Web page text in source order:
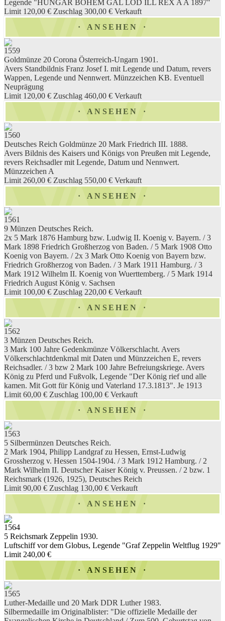
Legende "HUNGAR BOHEM GAL LOD ILL REX A A 1897"
Limit 120,00 € Zuschlag 300,00 € Verkauft
ANSEHEN
1559
Goldmünze 20 Corona Österreich-Ungarn 1901.
Avers Standbildnis Franz Josef I. mit Legende und Datum, revers
Wappen, Legende und Nennwert. Münzzeichen KB. Eventuell
Neuprägung
Limit 120,00 € Zuschlag 460,00 € Verkauft
ANSEHEN
1560
Deutsches Reich Goldmünze 20 Mark Friedrich III. 1888.
Avers Bildnis des Kaisers und Königs von Preußen mit Legende,
revers Reichsadler mit Legende, Datum und Nennwert.
Münzzeichen A
Limit 260,00 € Zuschlag 550,00 € Verkauft
ANSEHEN
1561
9 Münzen Deutsches Reich.
2x 5 Mark 1876 Hamburg bzw. Ludwig II. Koenig v. Bayern. / 3
Mark 1898 Friedrich Großherzog von Baden. / 5 Mark 1908 Otto
Koenig von Bayern. / 2x 3 Mark Otto Koenig von Bayern bzw.
Friedrich Großherzog von Baden. / 3 Mark 1911 Hamburg. / 3
Mark 1912 Wilhelm II. Koenig von Wuerttemberg. / 5 Mark 1914
Friedrich August König v. Sachsen
Limit 100,00 € Zuschlag 220,00 € Verkauft
ANSEHEN
1562
3 Münzen Deutsches Reich.
3 Mark 100 Jahre Gedenkmünze Völkerschlacht. Avers
Völkerschlachtdenkmal mit Daten und Münzzeichen E, revers
Reichsadler. / 3 bzw 2 Mark 100 Jahre Befreiungskriege. Avers
König zu Pferd und Fußvolk, Legende "Der König rief und alle
kamen. Mit Gott für König und Vaterland 17.3.1813". Je 1913
Limit 60,00 € Zuschlag 100,00 € Verkauft
ANSEHEN
1563
5 Silbermünzen Deutsches Reich.
2 Mark 1904, Philipp Landgraf zu Hessen, Ernst-Ludwig
Grossherzog v. Hessen 1504-1904. / 3 Mark 1912 Hamburg. / 2
Mark Wilhelm II. Deutscher Kaiser König v. Preussen. / 2 bzw. 1
Reichsmark (1926, 1925), Deutsches Reich
Limit 90,00 € Zuschlag 130,00 € Verkauft
ANSEHEN
1564
5 Reichsmark Zeppelin 1930.
Luftschiff vor dem Globus, Legende "Graf Zeppelin Weltflug 1929"
Limit 240,00 €
ANSEHEN
1565
Luther-Medaille und 20 Mark DDR Luther 1983.
Silbermedaille im Originalblister: "Die offizielle Medaille der